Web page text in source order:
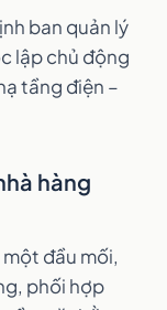
ban quản lý
lập chủ động
tầng điện –
hàng
đầu mối,
phối hợp